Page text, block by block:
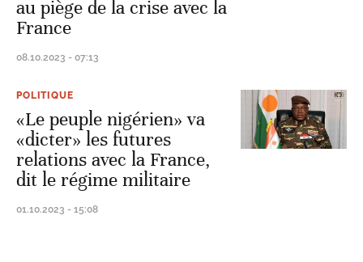
au piège de la crise avec la
France
08.10.2023 - 07:13
POLITIQUE
«Le peuple nigérien» va
«dicter» les futures
relations avec la France,
dit le régime militaire
01.10.2023 - 15:08